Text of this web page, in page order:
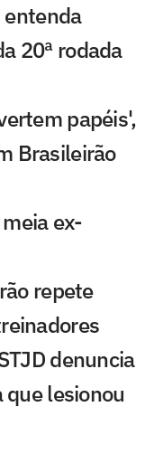
entenda
20ª rodada
papéis',
Brasileirão
ex-
repete
denuncia
lesionou